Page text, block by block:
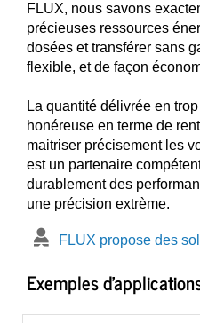
FLUX, nous savons
précieuses ressources
dosées et transférer sans
flexible, et de façon
La quantité délivrée en
honéreuse en terme de
maitriser précisement les
est un partenaire
durablement des
une précision extrème.
FLUX propose des
Exemples